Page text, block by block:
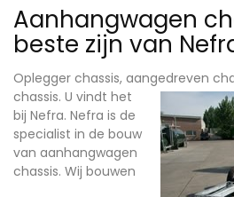
Aanhangwagen
beste zijn van
Oplegger chassis, aangedreven
chassis. U vindt het
bij Nefra. Nefra is de
specialist in de bouw
van aanhangwagen
chassis. Wij bouwen